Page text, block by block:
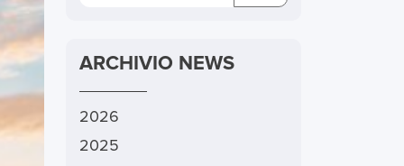
ARCHIVIO NEWS
2026
2025